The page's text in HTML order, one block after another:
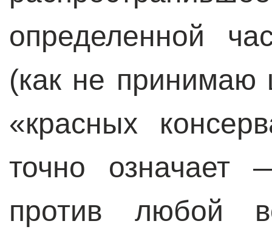
определенной
(как не принимаю
«красных
точно
против любой